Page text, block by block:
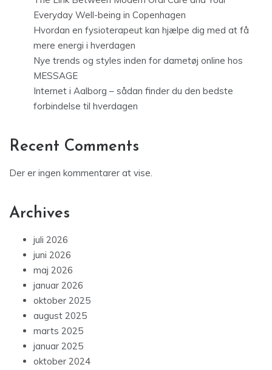
Everyday Well-being in Copenhagen
Hvordan en fysioterapeut kan hjælpe dig med at få
mere energi i hverdagen
Nye trends og styles inden for dametøj online hos
MESSAGE
Internet i Aalborg – sådan finder du den bedste
forbindelse til hverdagen
Recent Comments
Der er ingen kommentarer at vise.
Archives
juli 2026
juni 2026
maj 2026
januar 2026
oktober 2025
august 2025
marts 2025
januar 2025
oktober 2024